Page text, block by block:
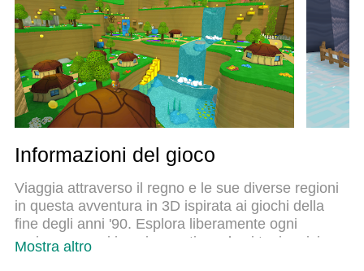
emulazione può liberare tutto il potenziale del tuo
PC, rendendo tutto fluido.
Informazioni del gioco
Viaggia attraverso il regno e le sue diverse regioni
in questa avventura in 3D ispirata ai giochi della
fine degli anni '90. Esplora liberamente ogni
regione, scopri i suoi segreti e salva i tuoi amici
Mostra altro